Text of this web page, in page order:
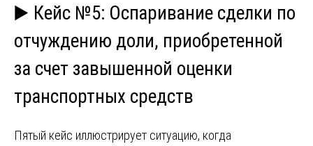
▶️ Кейс №5: Оспаривание сделки по
отчуждению доли, приобретенной
за счет завышенной оценки
транспортных средств
Пятый кейс иллюстрирует ситуацию, когда